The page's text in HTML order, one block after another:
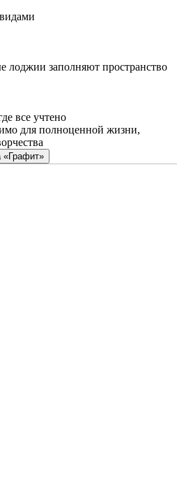
лоджии заполняют пространство
все учтено
для полноценной жизни,
«Графит»